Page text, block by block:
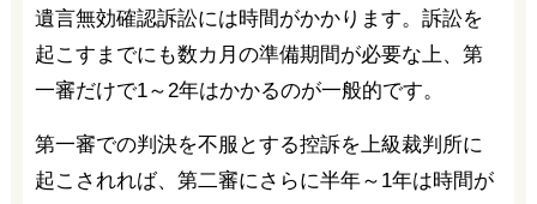
遺言無効確認訴訟には時間がかかります。訴訟を
起こすまでにも数カ月の準備期間が必要な上、第
一審だけで1～2年はかかるのが一般的です。
第一審での判決を不服とする控訴を上級裁判所に
起こされれば、第二審にさらに半年～1年は時間が